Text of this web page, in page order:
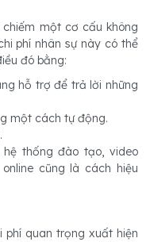
một cơ cấu không
phí nhân sự này có thể
đó bằng:
hỗ trợ để trả lời những
một cách tự động.
hệ thống đào tạo, video
cũng là cách hiệu
phí quan trọng xuất hiện